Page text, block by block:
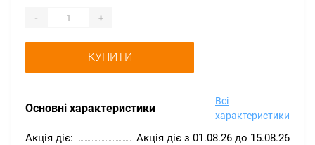
Основні характеристики
Всі
характеристики
Акція діє:
Акція діє з 01.08.26 до 15.08.26
- +
КУПИТИ